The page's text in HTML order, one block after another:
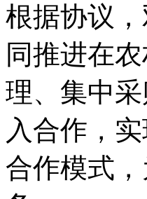
根据协议
同推进在
理、集中
入合作，
合作模式